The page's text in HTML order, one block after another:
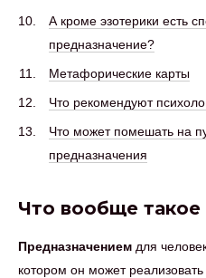
А кроме эзотерики есть
предназначение?
Метафорические карты
Что рекомендуют
Что может помешать на
предназначения
Что вообще такое
Предназначением для
котором он может